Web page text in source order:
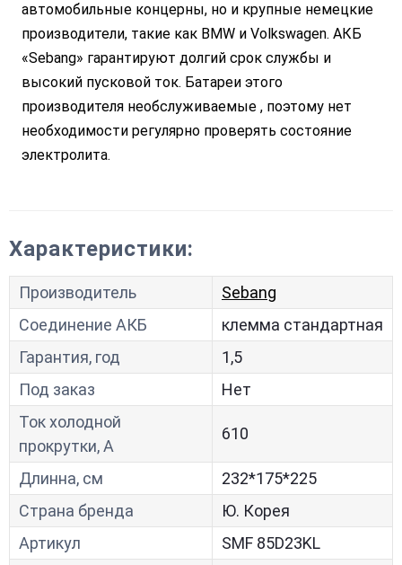
автомобильные концерны, но и крупные немецкие
производители, такие как BMW и Volkswagen. АКБ
«Sebang» гарантируют долгий срок службы и
высокий пусковой ток. Батареи этого
производителя необслуживаемые , поэтому нет
необходимости регулярно проверять состояние
электролита.
Характеристики:
Производитель
Sebang
Соединение АКБ
клемма стандартная
Гарантия, год
1,5
Под заказ
Нет
Ток холодной
прокрутки, A
610
Длинна, см
232*175*225
Страна бренда
Ю. Корея
Артикул
SMF 85D23KL